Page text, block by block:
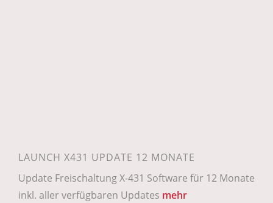
LAUNCH X431 UPDATE 12 MONATE
Update Freischaltung X-431 Software für 12 Monate
inkl. aller verfügbaren Updates mehr